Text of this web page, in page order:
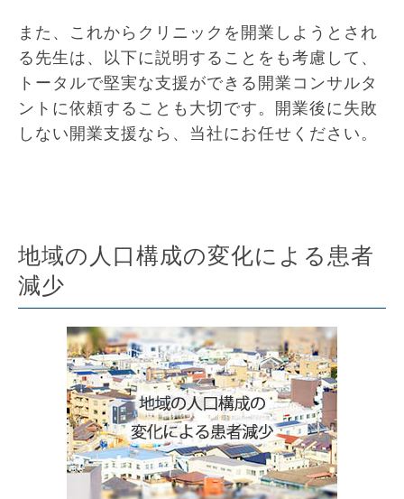
また、これからクリニックを開業しようとされ
る先生は、以下に説明することをも考慮して、
トータルで堅実な支援ができる開業コンサルタ
ントに依頼することも大切です。開業後に失敗
しない開業支援なら、当社にお任せください。
地域の人口構成の変化による患者
減少